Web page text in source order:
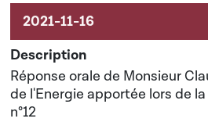
Réponse orale de Monsieur
de l'Energie apportée lors de
n°12